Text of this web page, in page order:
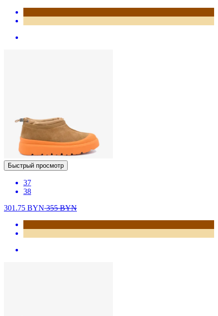
Быстрый просмотр
37
38
301.75 BYN355BYN